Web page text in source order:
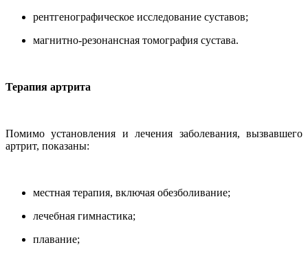
рентгенографическое исследование суставов;
магнитно-резонансная томография сустава.
Терапия артрита
Помимо установления и лечения заболевания, вызвавшего
артрит, показаны:
местная терапия, включая обезболивание;
лечебная гимнастика;
плавание;